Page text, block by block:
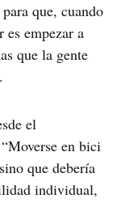
que, cuando
es empezar a
que la gente
el
en bici
que debería
individual,